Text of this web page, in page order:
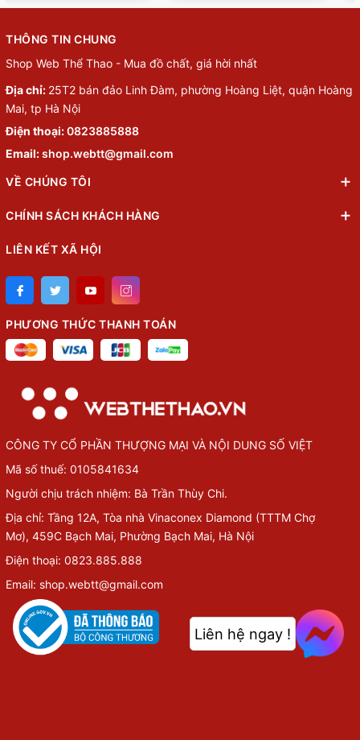
THÔNG TIN CHUNG
Shop Web Thể Thao - Mua đồ chất, giá hời nhất
Địa chỉ: 25T2 bán đảo Linh Đàm, phường Hoàng Liệt, quận Hoàng
Mai, tp Hà Nội
Điện thoại:0823885888
Email:shop.webtt@gmail.com
VỀ CHÚNG TÔI
CHÍNH SÁCH KHÁCH HÀNG
LIÊN KẾT XÃ HỘI
PHƯƠNG THỨC THANH TOÁN
CÔNG TY CỔ PHẦN THƯỢNG MẠI VÀ NỘI DUNG SỐ VIỆT
Mã số thuế: 0105841634
Người chịu trách nhiệm: Bà Trần Thùy Chi.
Địa chỉ: Tầng 12A, Tòa nhà Vinaconex Diamond (TTTM Chợ
Mơ), 459C Bạch Mai, Phường Bạch Mai, Hà Nội
Điện thoại: 0823.885.888
Email: shop.webtt@gmail.com
Liên hệ ngay !